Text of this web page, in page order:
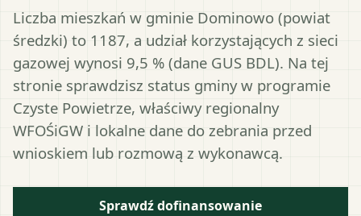
Liczba mieszkań w gminie Dominowo (powiat
średzki) to 1187, a udział korzystających z sieci
gazowej wynosi 9,5 % (dane GUS BDL). Na tej
stronie sprawdzisz status gminy w programie
Czyste Powietrze, właściwy regionalny
WFOŚiGW i lokalne dane do zebrania przed
wnioskiem lub rozmową z wykonawcą.
Sprawdź dofinansowanie